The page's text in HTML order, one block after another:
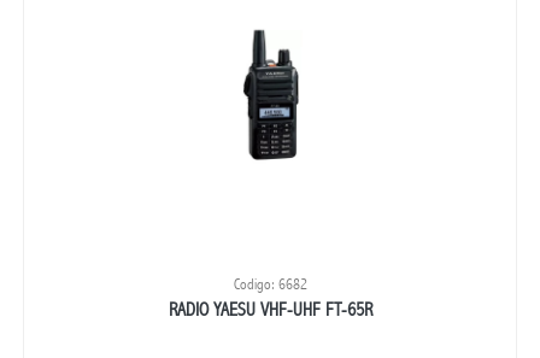
Codigo: 6682
RADIO YAESU VHF-UHF FT-65R